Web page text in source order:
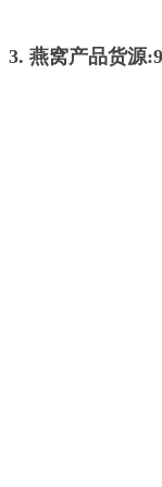
3. 燕窝产品货源